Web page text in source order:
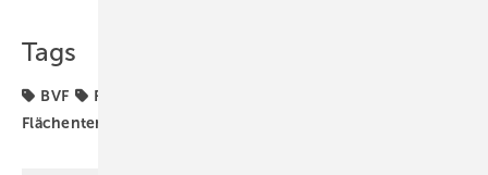
Tags
BVF Flächenheizung
Flächentemperierung